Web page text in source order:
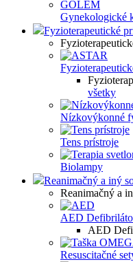
Gynekologické
Fyzioterapeutické
všetky
Nízkovýkonné
Tens prístroje
Biolampy
Reanimačný a iný
Reanimačný a
AED
AED
Resuscitačné